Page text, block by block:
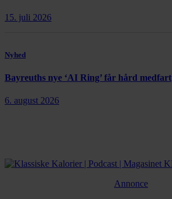
15. juli 2026
Nyhed
Bayreuths nye ‘AI Ring’ får hård medfart
6. august 2026
Annonce